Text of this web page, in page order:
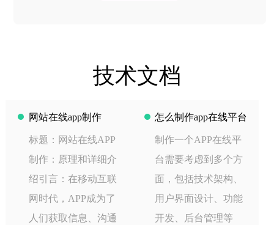
技术文档
网站在线app制作
标题：网站在线APP
制作：原理和详细介
绍引言：在移动互联
网时代，APP成为了
人们获取信息、沟通
怎么制作app在线平台
制作一个APP在线平
台需要考虑到多个方
面，包括技术架构、
用户界面设计、功能
开发、后台管理等